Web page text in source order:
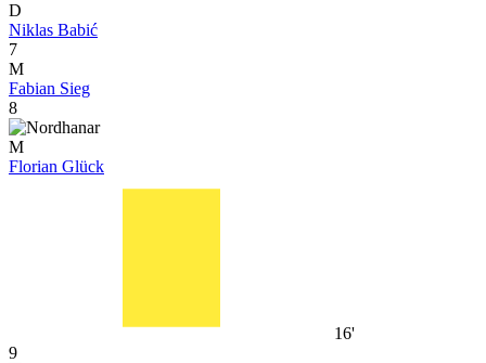
D
Niklas Babić
7
M
Fabian Sieg
8
M
Florian Glück
16'
9